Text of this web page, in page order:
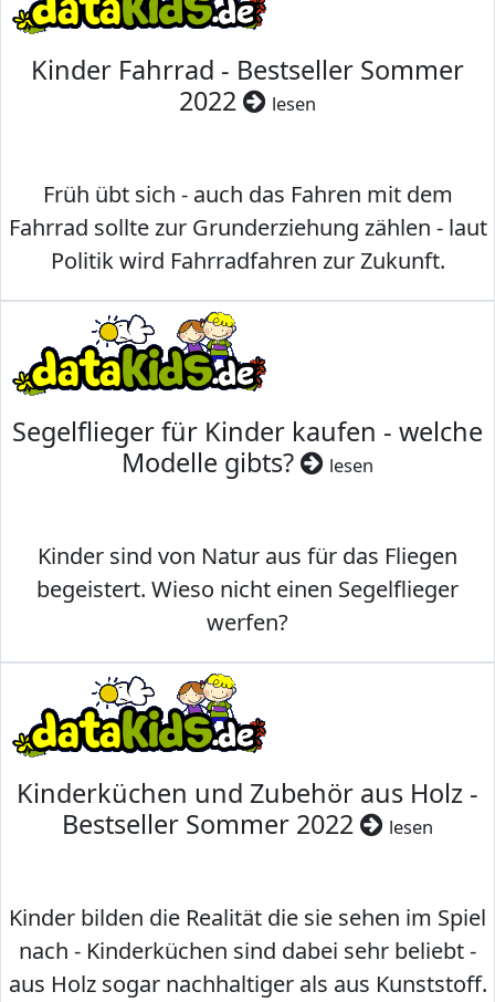
Kinder Fahrrad - Bestseller Sommer
2022
lesen
Früh übt sich - auch das Fahren mit dem
Fahrrad sollte zur Grunderziehung zählen - laut
Politik wird Fahrradfahren zur Zukunft.
Segelflieger für Kinder kaufen - welche
Modelle gibts?
lesen
Kinder sind von Natur aus für das Fliegen
begeistert. Wieso nicht einen Segelflieger
werfen?
Kinderküchen und Zubehör aus Holz -
Bestseller Sommer 2022
lesen
Kinder bilden die Realität die sie sehen im Spiel
nach - Kinderküchen sind dabei sehr beliebt -
aus Holz sogar nachhaltiger als aus Kunststoff.